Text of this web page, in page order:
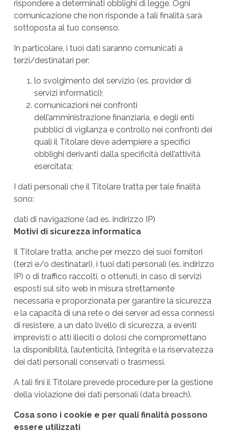
rispondere a determinati obblighi di legge. Ogni
comunicazione che non risponde a tali finalità sarà
sottoposta al tuo consenso.
In particolare, i tuoi dati saranno comunicati a
terzi/destinatari per:
lo svolgimento del servizio (es. provider di
servizi informatici);
comunicazioni nei confronti
dell’amministrazione finanziaria, e degli enti
pubblici di vigilanza e controllo nei confronti dei
quali il Titolare deve adempiere a specifici
obblighi derivanti dalla specificità dell’attività
esercitata;
I dati personali che il Titolare tratta per tale finalità
sono:
dati di navigazione (ad es. indirizzo IP)
Motivi di sicurezza informatica
Il Titolare tratta, anche per mezzo dei suoi fornitori
(terzi e/o destinatari), i tuoi dati personali (es. indirizzo
IP) o di traffico raccolti, o ottenuti, in caso di servizi
esposti sul sito web in misura strettamente
necessaria e proporzionata per garantire la sicurezza
e la capacità di una rete o dei server ad essa connessi
di resistere, a un dato livello di sicurezza, a eventi
imprevisti o atti illeciti o dolosi che compromettano
la disponibilità, l’autenticità, l’integrità e la riservatezza
dei dati personali conservati o trasmessi.
A tali fini il Titolare prevede procedure per la gestione
della violazione dei dati personali (data breach).
Cosa sono i cookie e per quali finalità possono
essere utilizzati